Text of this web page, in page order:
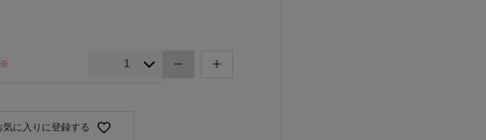
気に入りに登録する
※